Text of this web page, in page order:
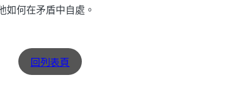
如何在矛盾中自處。
回列表頁